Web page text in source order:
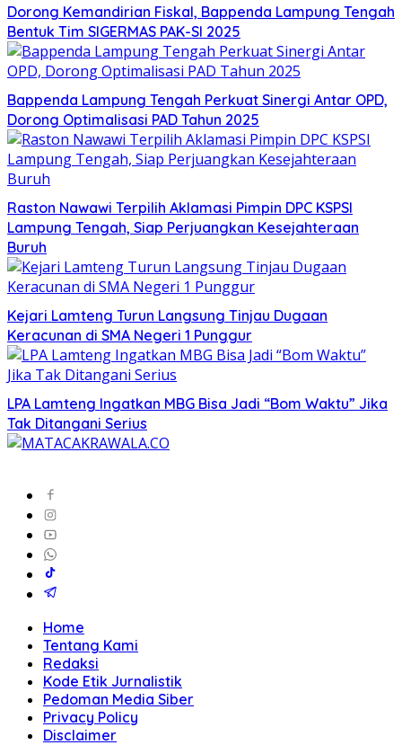
Dorong Kemandirian Fiskal, Bappenda Lampung Tengah
Bentuk Tim SIGERMAS PAK-SI 2025
Bappenda Lampung Tengah Perkuat Sinergi Antar OPD,
Dorong Optimalisasi PAD Tahun 2025
Raston Nawawi Terpilih Aklamasi Pimpin DPC KSPSI
Lampung Tengah, Siap Perjuangkan Kesejahteraan
Buruh
Kejari Lamteng Turun Langsung Tinjau Dugaan
Keracunan di SMA Negeri 1 Punggur
LPA Lamteng Ingatkan MBG Bisa Jadi “Bom Waktu” Jika
Tak Ditangani Serius
Home
Tentang Kami
Redaksi
Kode Etik Jurnalistik
Pedoman Media Siber
Privacy Policy
Disclaimer